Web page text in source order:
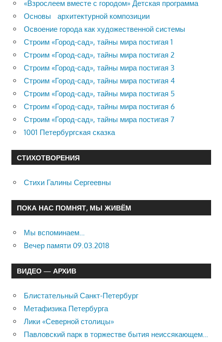
«Взрослеем вместе с городом» Детская программа
Основы архитектурной композиции
Освоение города как художественной системы
Строим «Город-сад», тайны мира постигая 1
Строим «Город-сад», тайны мира постигая 2
Строим «Город-сад», тайны мира постигая 3
Строим «Город-сад», тайны мира постигая 4
Строим «Город-сад», тайны мира постигая 5
Строим «Город-сад», тайны мира постигая 6
Строим «Город-сад», тайны мира постигая 7
1001 Петербургская сказка
СТИХОТВОРЕНИЯ
Стихи Галины Сергеевны
ПОКА НАС ПОМНЯТ, МЫ ЖИВЁМ
Мы вспоминаем…
Вечер памяти 09.03.2018
ВИДЕО — АРХИВ
Блистательный Санкт-Петербург
Метафизика Петербурга
Лики «Северной столицы»
Павловский парк в торжестве бытия неиссякающем…